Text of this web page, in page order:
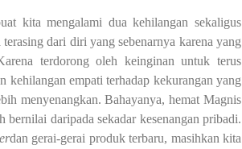
kita mengalami dua kehilangan sekaligus
dari diri yang sebenarnya karena yang
terdorong oleh keinginan untuk terus
kehilangan empati terhadap kekurangan yang
menyenangkan. Bahayanya,hemat Magnis
daripada sekadar kesenangan pribadi.
dan gerai-gerai produk terbaru, masihkan kita